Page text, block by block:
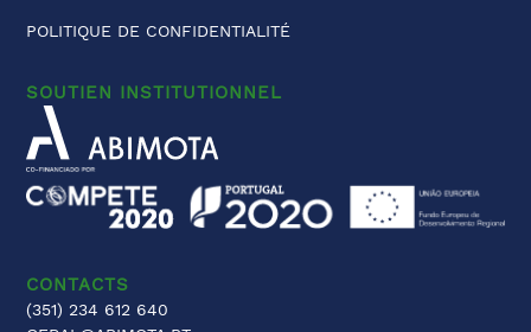
POLITIQUE DE CONFIDENTIALITÉ
SOUTIEN INSTITUTIONNEL
CONTACTS
(351) 234 612 640